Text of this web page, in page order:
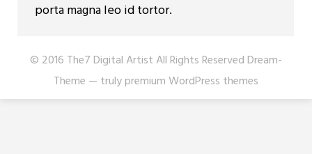
porta magna leo id tortor.
© 2016 The7 Digital Artist All Rights Reserved Dream-
Theme — trulypremium WordPress themes